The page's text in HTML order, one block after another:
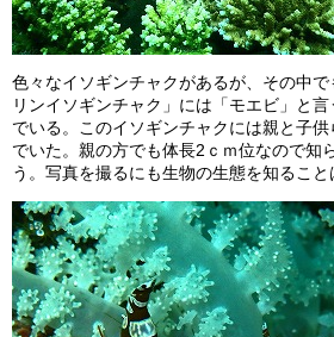
色々なイソギンチャクがあるが、その中
リンイソギンチャク」には「モエビ」と
でいる。このイソギンチャクには親と子
でいた。親の方でも体長2ｃｍ位なので知
う。写真を撮るにも生物の生態を知ること